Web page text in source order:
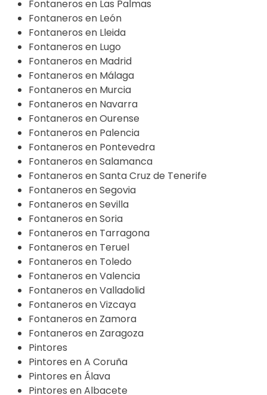
Fontaneros en Las Palmas
Fontaneros en León
Fontaneros en Lleida
Fontaneros en Lugo
Fontaneros en Madrid
Fontaneros en Málaga
Fontaneros en Murcia
Fontaneros en Navarra
Fontaneros en Ourense
Fontaneros en Palencia
Fontaneros en Pontevedra
Fontaneros en Salamanca
Fontaneros en Santa Cruz de Tenerife
Fontaneros en Segovia
Fontaneros en Sevilla
Fontaneros en Soria
Fontaneros en Tarragona
Fontaneros en Teruel
Fontaneros en Toledo
Fontaneros en Valencia
Fontaneros en Valladolid
Fontaneros en Vizcaya
Fontaneros en Zamora
Fontaneros en Zaragoza
Pintores
Pintores en A Coruña
Pintores en Álava
Pintores en Albacete